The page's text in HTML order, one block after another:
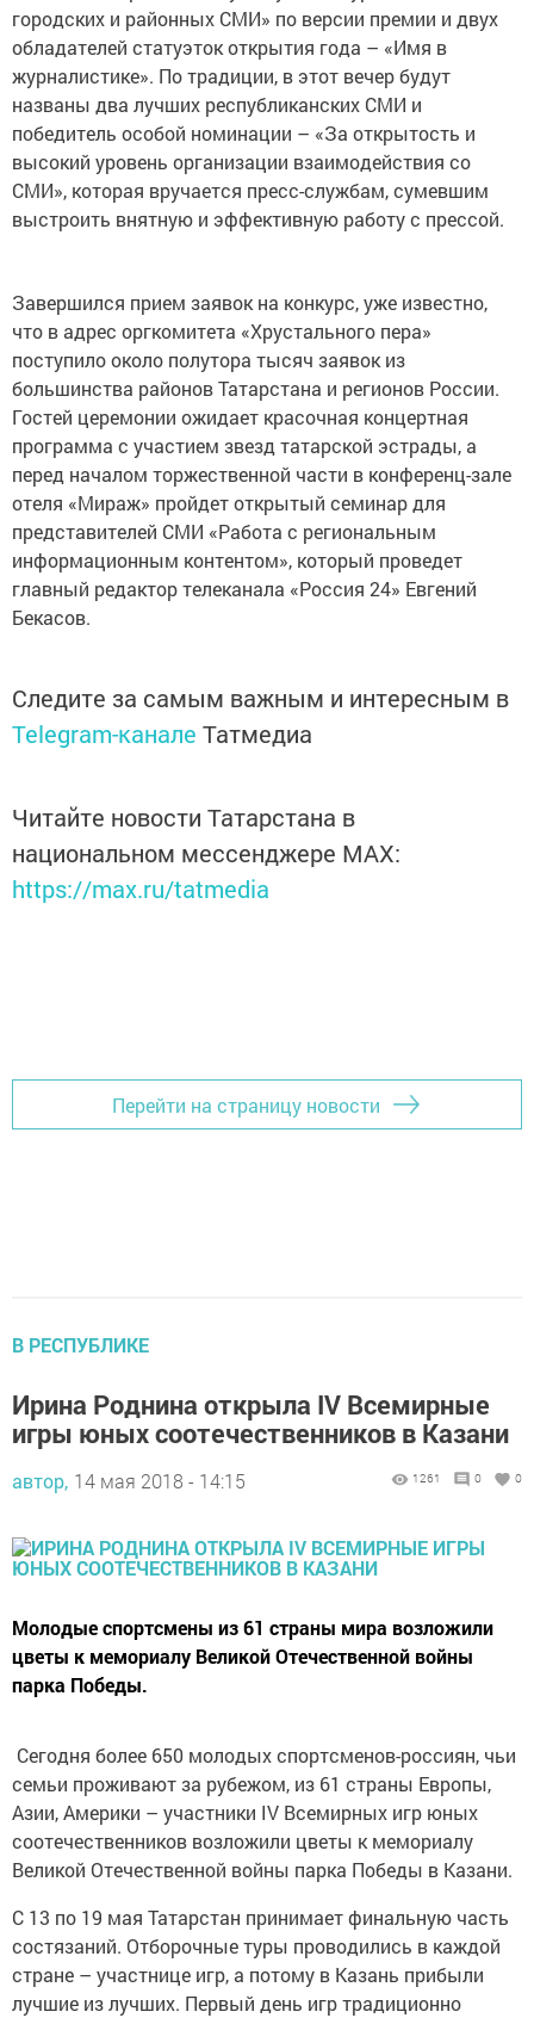
городских и районных СМИ» по версии премии и двух
обладателей статуэток открытия года – «Имя в
журналистике». По традиции, в этот вечер будут
названы два лучших республиканских СМИ и
победитель особой номинации – «За открытость и
высокий уровень организации взаимодействия со
СМИ», которая вручается пресс-службам, сумевшим
выстроить внятную и эффективную работу с прессой.
Завершился прием заявок на конкурс, уже известно,
что в адрес оргкомитета «Хрустального пера»
поступило около полутора тысяч заявок из
большинства районов Татарстана и регионов России.
Гостей церемонии ожидает красочная концертная
программа с участием звезд татарской эстрады, а
перед началом торжественной части в конференц-зале
отеля «Мираж» пройдет открытый семинар для
представителей СМИ «Работа с региональным
информационным контентом», который проведет
главный редактор телеканала «Россия 24» Евгений
Бекасов.
Следите за самым важным и интересным в
Telegram-канале Татмедиа
Читайте новости Татарстана в
национальном мессенджере MАХ:
https://max.ru/tatmedia
Перейти на страницу новости
В РЕСПУБЛИКЕ
Ирина Роднина открыла IV Всемирные
игры юных соотечественников в Казани
автор, 14 мая 2018 - 14:15 1261 0 0
Молодые спортсмены из 61 страны мира возложили
цветы к мемориалу Великой Отечественной войны
парка Победы.
Сегодня более 650 молодых спортсменов-россиян, чьи
семьи проживают за рубежом, из 61 страны Европы,
Азии, Америки – участники IV Всемирных игр юных
соотечественников возложили цветы к мемориалу
Великой Отечественной войны парка Победы в Казани.
С 13 по 19 мая Татарстан принимает финальную часть
состязаний. Отборочные туры проводились в каждой
стране – участнице игр, а потому в Казань прибыли
лучшие из лучших. Первый день игр традиционно